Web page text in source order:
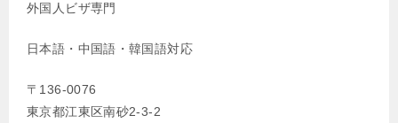
外国人ビザ専門
日本語・中国語・韓国語対応
〒136-0076
東京都江東区南砂2-3-2